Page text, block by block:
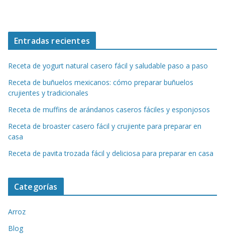
Entradas recientes
Receta de yogurt natural casero fácil y saludable paso a paso
Receta de buñuelos mexicanos: cómo preparar buñuelos
crujientes y tradicionales
Receta de muffins de arándanos caseros fáciles y esponjosos
Receta de broaster casero fácil y crujiente para preparar en
casa
Receta de pavita trozada fácil y deliciosa para preparar en casa
Categorías
Arroz
Blog